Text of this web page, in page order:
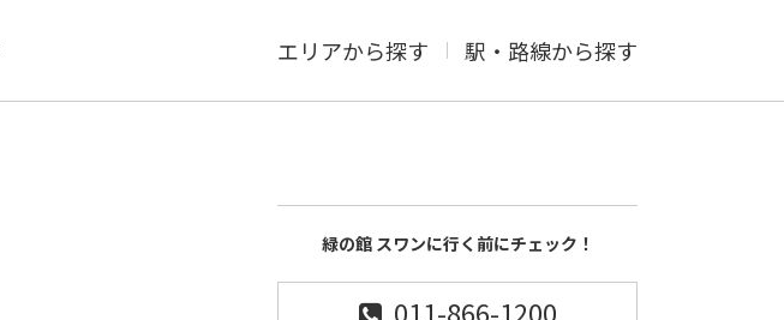
エリアから探す 駅・路線から探す
緑の館 スワンに行く前にチェック！
011-866-1200